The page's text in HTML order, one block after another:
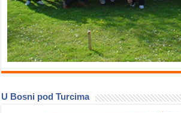
U Bosni pod Turcima